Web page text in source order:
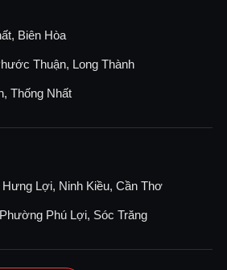
Biên Hòa
Thuận, Long Thành
Thống Nhất
Lợi, Ninh Kiều, Cần Thơ
Phú Lợi, Sóc Trăng